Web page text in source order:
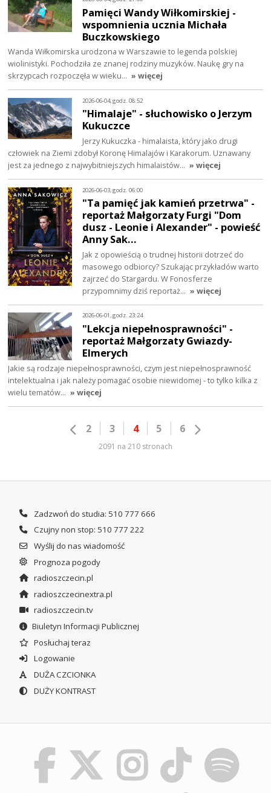
Pamięci Wandy Wiłkomirskiej -
wspomnienia ucznia Michała
Buczkowskiego
Wanda Wiłkomirska urodzona w Warszawie to legenda polskiej
wiolinistyki. Pochodziła ze znanej rodziny muzyków. Naukę gry na
skrzypcach rozpoczęła w wieku… » więcej
2026-06-04, godz. 08:52
"Himalaje" - słuchowisko o Jerzym
Kukuczce
Jerzy Kukuczka - himalaista, który jako drugi
człowiek na Ziemi zdobył Koronę Himalajów i Karakorum. Uznawany
jest za jednego z najwybitniejszych himalaistów… » więcej
2026-06-03, godz. 06:00
"Ta pamięć jak kamień przetrwa" -
reportaż Małgorzaty Furgi "Dom
dusz - Leonie i Alexander" - powieść
Anny Sak…
Jak z opowieścią o trudnej historii dotrzeć do
masowego odbiorcy? Szukając przykładów warto
zajrzeć do Stargardu. W Fonosferze
przypomnimy dziś reportaż… » więcej
2026-06-01, godz. 23:24
"Lekcja niepełnosprawności" -
reportaż Małgorzaty Gwiazdy-
Elmerych
Jakie są rodzaje niepełnosprawności, czym jest niepełnosprawność
intelektualna i jak należy pomagać osobie niewidomej - to tylko kilka z
wielu tematów… » więcej
2 3 4 5 6
2091 na 210 stronach
Zadzwoń do studia: 510 777 666
Czujny non stop: 510 777 222
Wyślij do nas wiadomość
Prognoza pogody
radioszczecin.pl
radioszczecinextra.pl
radioszczecin.tv
Biuletyn Informacji Publicznej
Posłuchaj teraz
Logowanie
DUŻA CZCIONKA
DUŻY KONTRAST